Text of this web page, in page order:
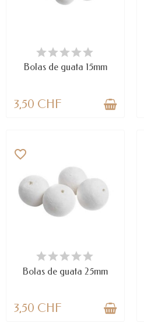
DISPONIBLE
Bolas de guata 15mm
3,50 CHF
DISPONIBLE
favorite_border
Bolas de guata 25mm
3,50 CHF